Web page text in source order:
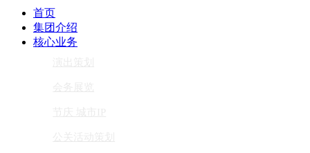
首页
集团介绍
核心业务